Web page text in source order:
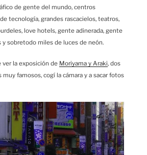
de gente del mundo, centros
tecnología, grandes rascacielos, teatros,
love hotels, gente adinerada, gente
y sobretodo miles de luces de neón.
ver la exposición de Moriyama y Araki, dos
famosos, cogí la cámara y a sacar fotos